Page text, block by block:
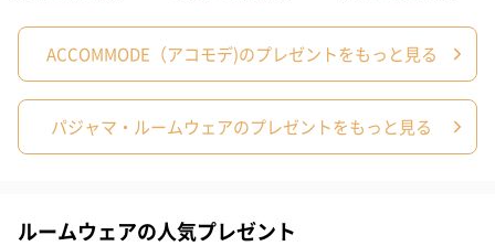
も1日遅くなります。
ACCOMMODE（アコモデ)のプレゼントをもっと見る
パジャマ・ルームウェアのプレゼントをもっと見る
ルームウェアの人気プレゼント